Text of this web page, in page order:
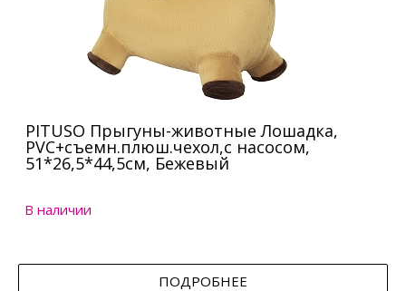
PITUSO Прыгуны-животные Лошадка,
PVC+съемн.плюш.чехол,с насосом,
51*26,5*44,5см, Бежевый
В наличии
ПОДРОБНЕЕ